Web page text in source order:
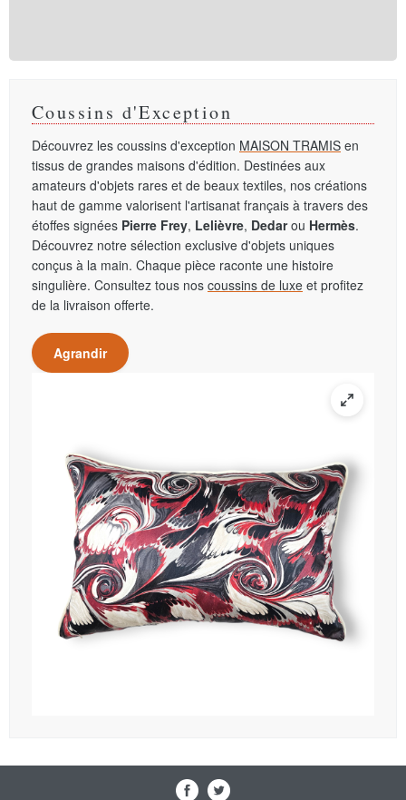
Coussins d'Exception
Découvrez les coussins d'exception MAISON TRAMIS en
tissus de grandes maisons d'édition. Destinées aux
amateurs d'objets rares et de beaux textiles, nos créations
haut de gamme valorisent l'artisanat français à travers des
étoffes signées Pierre Frey, Lelièvre, Dedarou Hermès.
Découvrez notre sélection exclusive d'objets uniques
conçus à la main. Chaque pièce raconte une histoire
singulière. Consultez tous nos coussins de luxe et profitez
de la livraison offerte.
Agrandir